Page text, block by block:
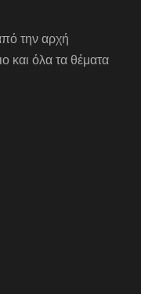
την αρχή
και όλα τα θέματα